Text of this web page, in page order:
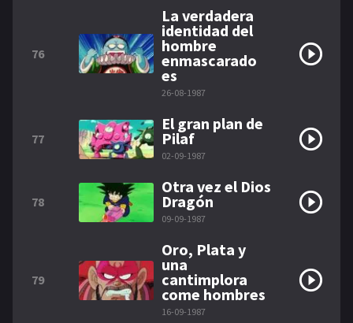
76
La verdadera
identidad del
hombre
enmascarado
es
26-08-1987
77
El gran plan de
Pilaf
02-09-1987
78
Otra vez el Dios
Dragón
09-09-1987
79
Oro, Plata y
una
cantimplora
come hombres
16-09-1987